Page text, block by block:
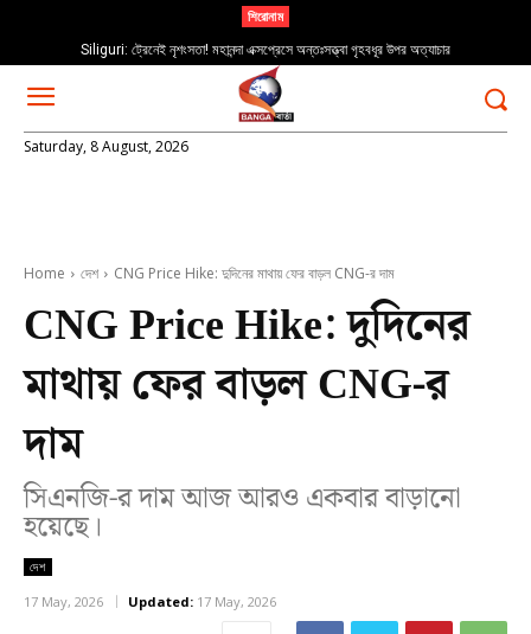
শিরোনাম
Siliguri: ট্রেনেই নৃশংসতা! মহানন্দা এক্সপ্রেসে অন্তঃসত্ত্বা গৃহবধূর উপর অত্যাচার
Saturday, 8 August, 2026
Home দেশ CNG Price Hike: দুদিনের মাথায় ফের বাড়ল CNG-র দাম
CNG Price Hike: দুদিনের
মাথায় ফের বাড়ল CNG-র
দাম
সিএনজি-র দাম আজ আরও একবার বাড়ানো
হয়েছে।
দেশ
17 May, 2026 Updated: 17 May, 2026